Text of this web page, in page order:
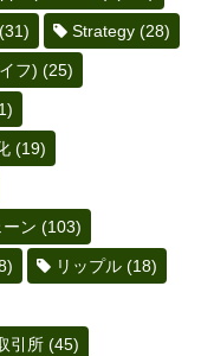
(31) Strategy (28)
フ) (25)
(19)
ン (103)
リップル (18)
引所 (45)